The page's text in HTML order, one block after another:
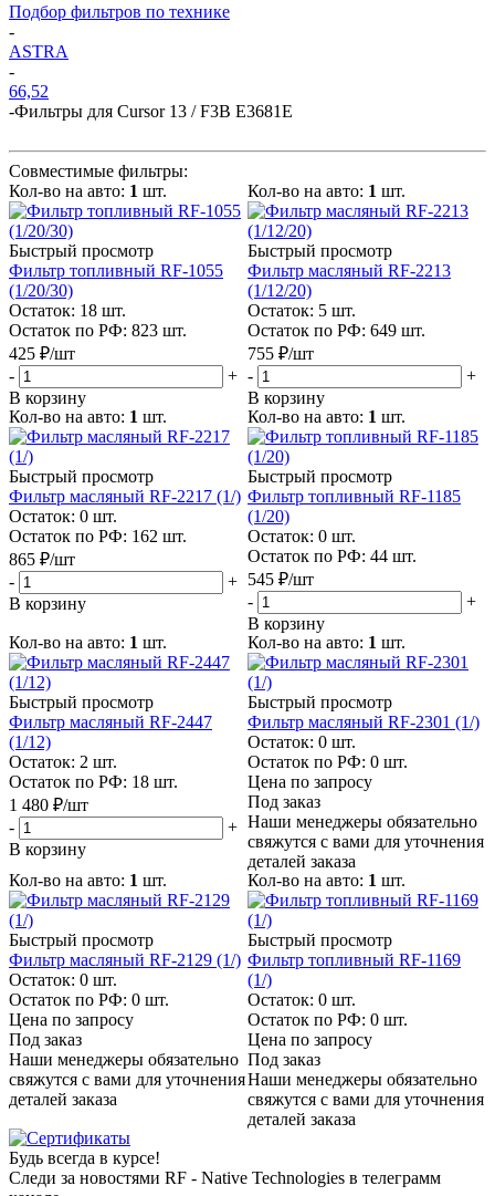
Подбор фильтров по технике
-
ASTRA
-
66,52
-Фильтры для Cursor 13 / F3B E3681E
Совместимые фильтры:
Кол-во на авто: 1 шт.
Быстрый просмотр
Фильтр топливный RF-1055
(1/20/30)
Остаток: 18 шт.
Остаток по РФ: 823 шт.
425 ₽/шт
-
+
В корзину
Кол-во на авто: 1 шт.
Быстрый просмотр
Фильтр масляный RF-2213
(1/12/20)
Остаток: 5 шт.
Остаток по РФ: 649 шт.
755 ₽/шт
-
+
В корзину
Кол-во на авто: 1 шт.
Быстрый просмотр
Фильтр масляный RF-2217 (1/)
Остаток: 0 шт.
Остаток по РФ: 162 шт.
865 ₽/шт
-
+
В корзину
Кол-во на авто: 1 шт.
Быстрый просмотр
Фильтр топливный RF-1185
(1/20)
Остаток: 0 шт.
Остаток по РФ: 44 шт.
545 ₽/шт
-
+
В корзину
Кол-во на авто: 1 шт.
Быстрый просмотр
Фильтр масляный RF-2447
(1/12)
Остаток: 2 шт.
Остаток по РФ: 18 шт.
1 480 ₽/шт
-
+
В корзину
Кол-во на авто: 1 шт.
Быстрый просмотр
Фильтр масляный RF-2301 (1/)
Остаток: 0 шт.
Остаток по РФ: 0 шт.
Цена по запросу
Под заказ
Наши менеджеры обязательно
свяжутся с вами для уточнения
деталей заказа
Кол-во на авто: 1 шт.
Быстрый просмотр
Фильтр масляный RF-2129 (1/)
Остаток: 0 шт.
Остаток по РФ: 0 шт.
Цена по запросу
Под заказ
Наши менеджеры обязательно
свяжутся с вами для уточнения
деталей заказа
Кол-во на авто: 1 шт.
Быстрый просмотр
Фильтр топливный RF-1169
(1/)
Остаток: 0 шт.
Остаток по РФ: 0 шт.
Цена по запросу
Под заказ
Наши менеджеры обязательно
свяжутся с вами для уточнения
деталей заказа
Будь всегда в курсе!
Следи за новостями RF - Native Technologies в телеграмм